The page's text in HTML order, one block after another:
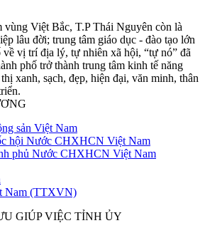
vùng Việt Bắc, T.P Thái Nguyên còn là
lâu đời; trung tâm giáo dục - đào tạo lớn
về vị trí địa lý, tự nhiên xã hội, “tự nó” đã
phố trở thành trung tâm kinh tế năng
xanh, sạch, đẹp, hiện đại, văn minh, thân
sản Việt Nam
hội Nước CHXHCN Việt Nam
phủ Nước CHXHCN Việt Nam
Nam (TTXVN)
GIÚP VIỆC TỈNH ỦY